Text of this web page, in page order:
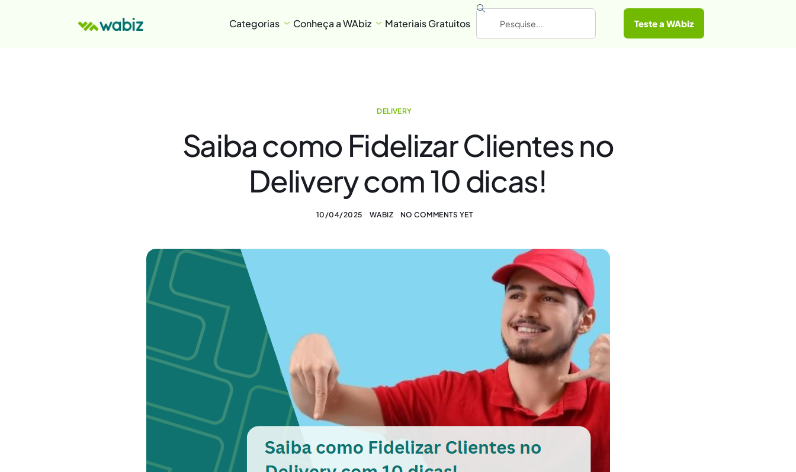
Categorias Conheça a WAbiz Materiais Gratuitos Teste a WAbiz
DELIVERY
Saiba como Fidelizar Clientes no
Delivery com 10 dicas!
10/04/2025 WABIZ NO COMMENTS YET